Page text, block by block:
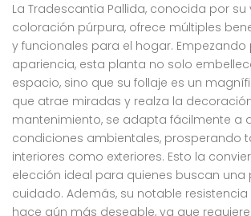
La Tradescantia Pallida, conocida por su
coloración púrpura, ofrece múltiples
y funcionales para el hogar. Empezando
apariencia, esta planta no solo
espacio, sino que su follaje es un
que atrae miradas y realza la
mantenimiento, se adapta fácilmente a
condiciones ambientales, prosperando
interiores como exteriores. Esto la
elección ideal para quienes buscan una
cuidado. Además, su notable
hace aún más deseable, ya que